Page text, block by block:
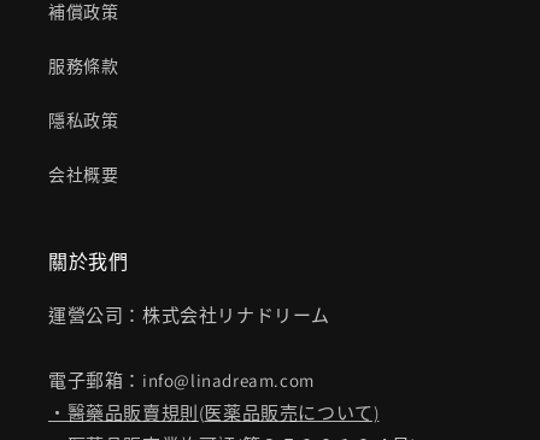
補償政策
服務條款
隱私政策
会社概要
關於我們
運營公司：株式会社リナドリーム
電子郵箱：info@linadream.com
・醫藥品販賣規則(医薬品販売について)